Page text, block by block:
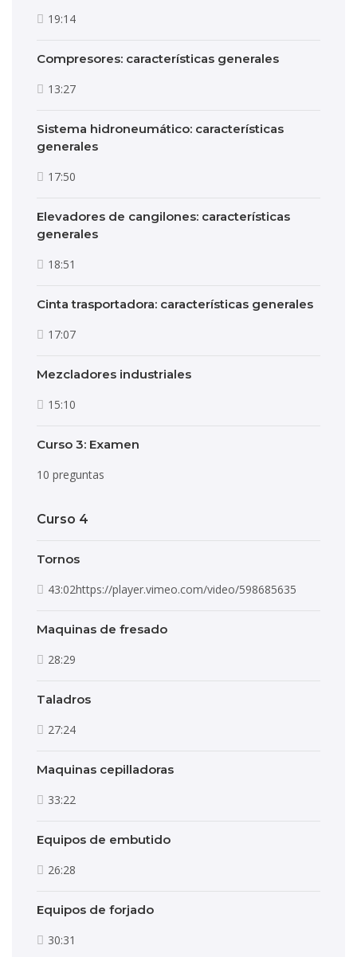
19:14
Compresores: características generales
13:27
Sistema hidroneumático: características
generales
17:50
Elevadores de cangilones: características
generales
18:51
Cinta trasportadora: características generales
17:07
Mezcladores industriales
15:10
Curso 3: Examen
10 preguntas
Curso 4
Tornos
43:02https://player.vimeo.com/video/598685635
Maquinas de fresado
28:29
Taladros
27:24
Maquinas cepilladoras
33:22
Equipos de embutido
26:28
Equipos de forjado
30:31